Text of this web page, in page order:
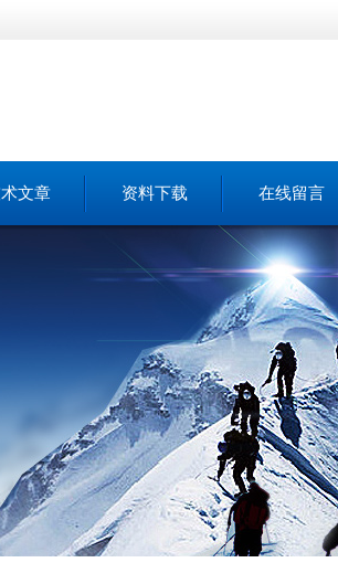
文章 资料下载 在线留言